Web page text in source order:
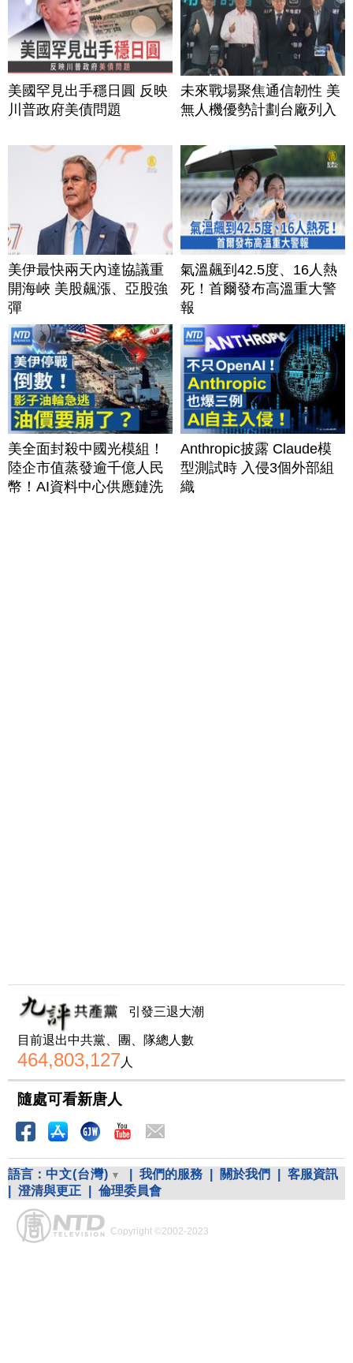
美國罕見出手穩日圓 反映
川普政府美債問題
未來戰場聚焦通信韌性 美
無人機優勢計劃台廠列入
美伊最快兩天內達協議重
開海峽 美股飆漲、亞股強
彈
氣溫飆到42.5度、16人熱
死！首爾發布高溫重大警
報
美全面封殺中國光模組！
陸企市值蒸發逾千億人民
幣！AI資料中心供應鏈洗
Anthropic披露 Claude模
型測試時 入侵3個外部組
織
引發三退大潮
目前退出中共黨、團、隊總人數
464,803,127人
隨處可看新唐人
語言： 中文(台灣) 我們的服務 關於我們
客服資訊
澄清與更正 倫理委員會
Copyright ©2002-2023